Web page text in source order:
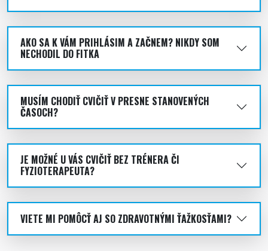
AKO SA K VÁM PRIHLÁSIM A ZAČNEM? NIKDY SOM
NECHODIL DO FITKA
MUSÍM CHODIŤ CVIČIŤ V PRESNE STANOVENÝCH
ČASOCH?
JE MOŽNÉ U VÁS CVIČIŤ BEZ TRÉNERA ČI
FYZIOTERAPEUTA?
VIETE MI POMÔCŤ AJ SO ZDRAVOTNÝMI ŤAŽKOSŤAMI?